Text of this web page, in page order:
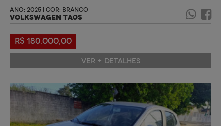
ANO: 2025 | COR: BRANCO
VOLKSWAGEN TAOS
R$ 180.000,00
VER + DETALHES